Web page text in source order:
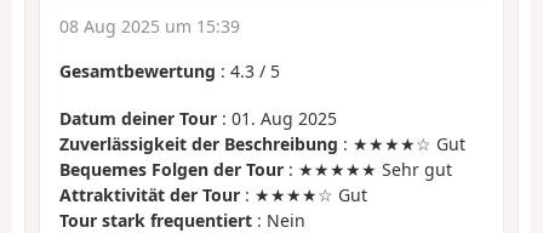
08 Aug 2025 um 15:39
Gesamtbewertung : 4.3 / 5
Datum deiner Tour : 01. Aug 2025
Zuverlässigkeit der Beschreibung : ★★★★☆ Gut
Bequemes Folgen der Tour : ★★★★★ Sehr gut
Attraktivität der Tour : ★★★★☆ Gut
Tour stark frequentiert : Nein